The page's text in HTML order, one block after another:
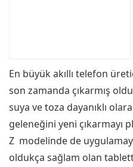
En büyük akıllı telefon
son zamanda çıkarmış
suya ve toza dayanıklı
geleneğini yeni çıkarmayı
Z modelinde de
oldukça sağlam olan